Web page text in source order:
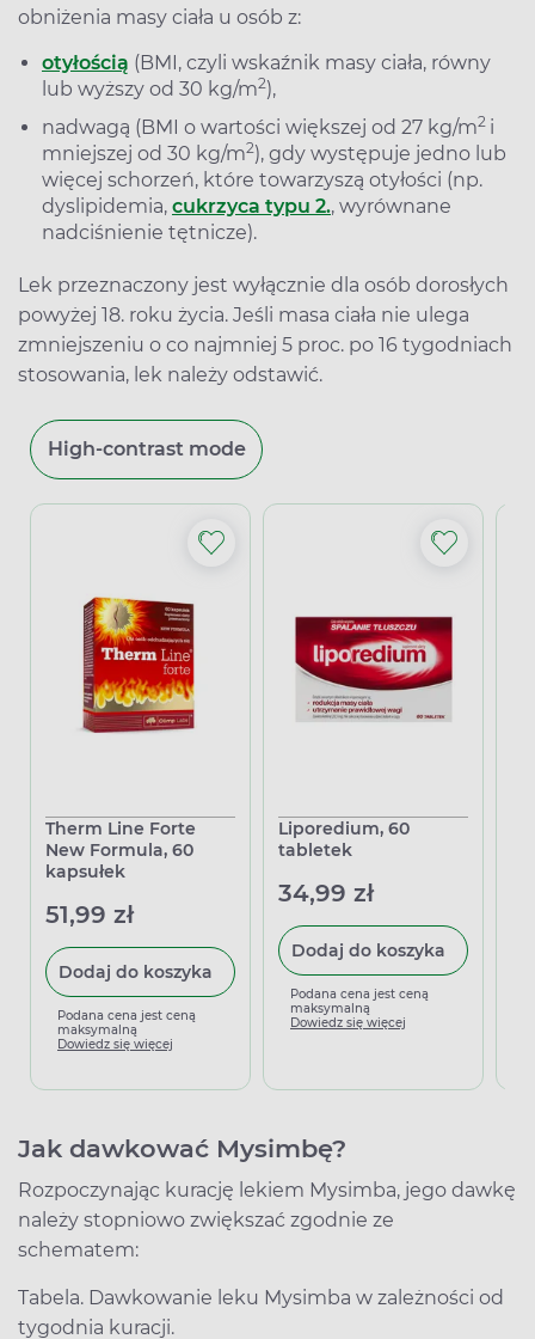
obniżenia masy ciała u osób z:
otyłością (BMI, czyli wskaźnik masy ciała, równy
lub wyższy od 30 kg/m2),
nadwagą (BMI o wartości większej od 27 kg/m2 i
mniejszej od 30 kg/m2), gdy występuje jedno lub
więcej schorzeń, które towarzyszą otyłości (np.
dyslipidemia, cukrzyca typu 2., wyrównane
nadciśnienie tętnicze).
Lek przeznaczony jest wyłącznie dla osób dorosłych
powyżej 18. roku życia. Jeśli masa ciała nie ulega
zmniejszeniu o co najmniej 5 proc. po 16 tygodniach
stosowania, lek należy odstawić.
High-contrast mode
Therm Line Forte
New Formula, 60
kapsułek
51,99 zł
Dodaj do koszyka
Podana cena jest ceną
maksymalną
Dowiedz się więcej
Liporedium, 60
tabletek
34,99 zł
Dodaj do koszyka
Podana cena jest ceną
maksymalną
Dowiedz się więcej
Jak dawkować Mysimbę?
Rozpoczynając kurację lekiem Mysimba, jego dawkę
należy stopniowo zwiększać zgodnie ze
schematem:
Tabela. Dawkowanie leku Mysimba w zależności od
tygodnia kuracji.